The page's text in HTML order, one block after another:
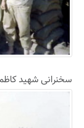
سخنرانی شهید کاظمی